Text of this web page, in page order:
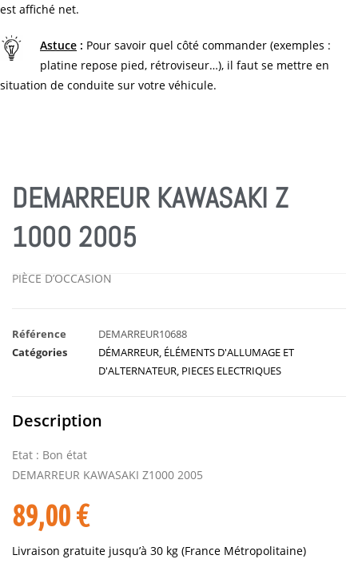
est affiché net.
Astuce : Pour savoir quel côté commander (exemples :
platine repose pied, rétroviseur…), il faut se mettre en
situation de conduite sur votre véhicule.
DEMARREUR KAWASAKI Z
1000 2005
PIÈCE D’OCCASION
Référence
DEMARREUR10688
Catégories
DÉMARREUR, ÉLÉMENTS D'ALLUMAGE ET
D'ALTERNATEUR, PIECES ELECTRIQUES
Description
Etat : Bon état
DEMARREUR KAWASAKI Z1000 2005
89,00€
Livraison gratuite jusqu’à 30 kg (France Métropolitaine)